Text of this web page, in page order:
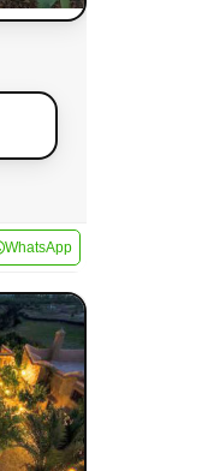
WhatsApp